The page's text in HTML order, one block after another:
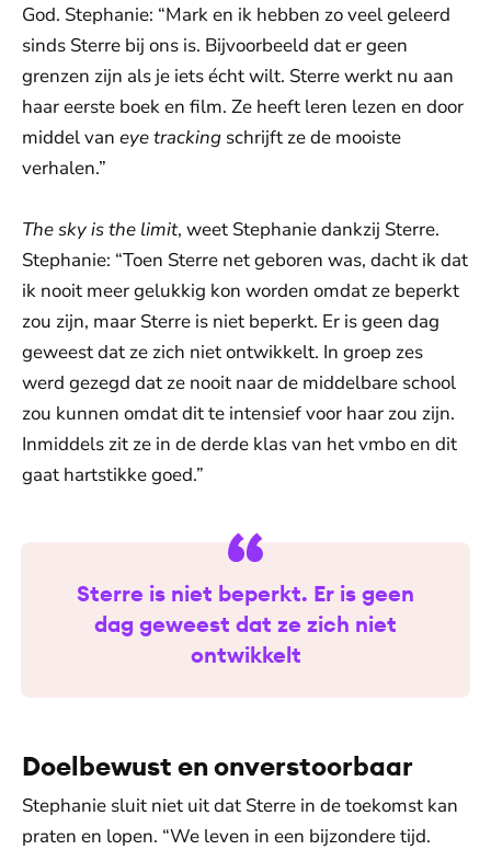
God. Stephanie: “Mark en ik hebben zo veel geleerd
sinds Sterre bij ons is. Bijvoorbeeld dat er geen
grenzen zijn als je iets écht wilt. Sterre werkt nu aan
haar eerste boek en film. Ze heeft leren lezen en door
middel van eye tracking schrijft ze de mooiste
verhalen.”
The sky is the limit, weet Stephanie dankzij Sterre.
Stephanie: “Toen Sterre net geboren was, dacht ik dat
ik nooit meer gelukkig kon worden omdat ze beperkt
zou zijn, maar Sterre is niet beperkt. Er is geen dag
geweest dat ze zich niet ontwikkelt. In groep zes
werd gezegd dat ze nooit naar de middelbare school
zou kunnen omdat dit te intensief voor haar zou zijn.
Inmiddels zit ze in de derde klas van het vmbo en dit
gaat hartstikke goed.”
Sterre is niet beperkt. Er is geen
dag geweest dat ze zich niet
ontwikkelt
Doelbewust en onverstoorbaar
Stephanie sluit niet uit dat Sterre in de toekomst kan
praten en lopen. “We leven in een bijzondere tijd.